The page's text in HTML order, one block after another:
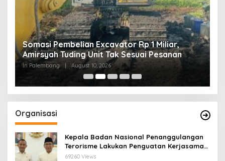
Somasi Pembelian Excavator Rp 1 Miliar,
Amirsyah Tuding Unit Tak Sesuai Pesanan
In Palembang August 10, 2026
Organisasi
Kepala Badan Nasional Penanggulangan
Terorisme Lakukan Penguatan Kerjasama
Ketua Pengurus Besar Nahdlatul Ulama
69260 Views